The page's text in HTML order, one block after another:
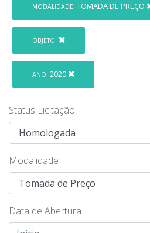
MODALIDADE: TOMADA DE PREÇO
OBJETO:
ANO: 2020
Status Licitação
Modalidade
Data de Abertura